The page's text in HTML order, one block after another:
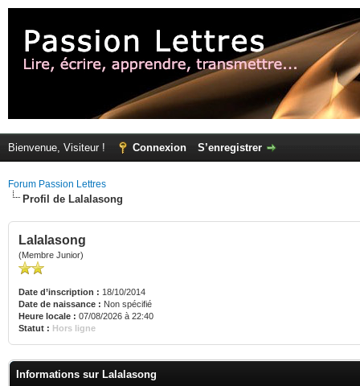
Bienvenue, Visiteur ! Connexion S’enregistrer
Forum Passion Lettres
Profil de Lalalasong
Lalalasong
(Membre Junior)
Date d’inscription : 18/10/2014
Date de naissance : Non spécifié
Heure locale : 07/08/2026 à 22:40
Statut : Hors ligne
Informations sur Lalalasong